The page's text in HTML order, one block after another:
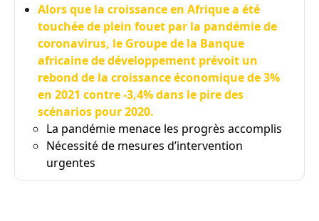
Alors que la croissance en Afrique a été
touchée de plein fouet par la pandémie de
coronavirus, le Groupe de la Banque
africaine de développement prévoit un
rebond de la croissance économique de 3%
en 2021 contre -3,4% dans le pire des
scénarios pour 2020.
La pandémie menace les progrès accomplis
Nécessité de mesures d’intervention
urgentes